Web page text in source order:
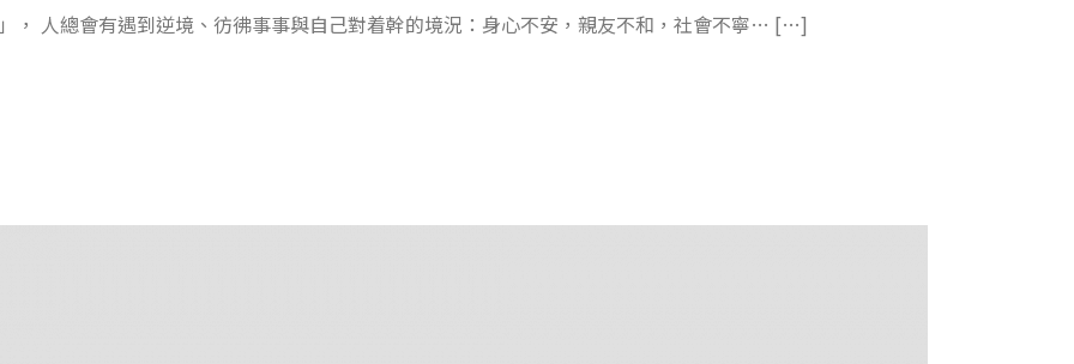
， 人總會有遇到逆境、彷彿事事與自己對着幹的境況：身心不安，親友不和，社會不寧… […]